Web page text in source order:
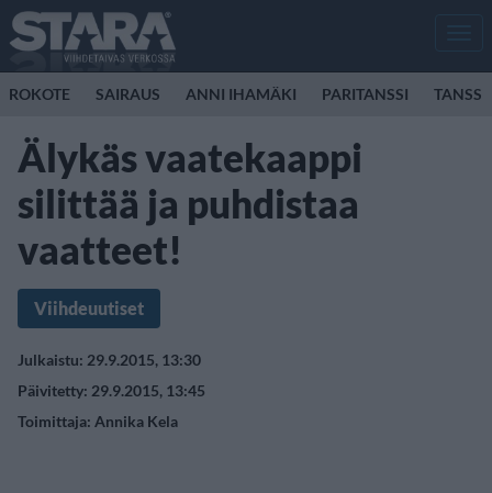
ROKOTE SAIRAUS ANNI IHAMÄKI PARITANSSI TANSSI
Älykäs vaatekaappi
silittää ja puhdistaa
vaatteet!
Viihdeuutiset
Julkaistu: 29.9.2015, 13:30
Päivitetty: 29.9.2015, 13:45
Toimittaja: Annika Kela